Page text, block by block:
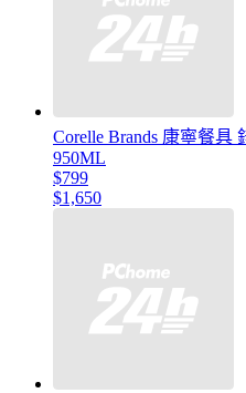
Corelle Brands 康寧餐具
950ML
$799
$1,650